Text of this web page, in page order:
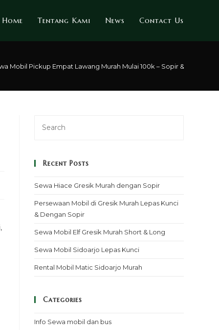
Home Tentang Kami News Contact Us
Mobil Pickup Empat Lawang Murah Mulai 100k – Sopir & Rental
Recent Posts
Sewa Hiace Gresik Murah dengan Sopir
Persewaan Mobil di Gresik Murah Lepas Kunci
& Dengan Sopir
Sewa Mobil Elf Gresik Murah Short & Long
Sewa Mobil Sidoarjo Lepas Kunci
Rental Mobil Matic Sidoarjo Murah
Categories
Info Sewa mobil dan bus